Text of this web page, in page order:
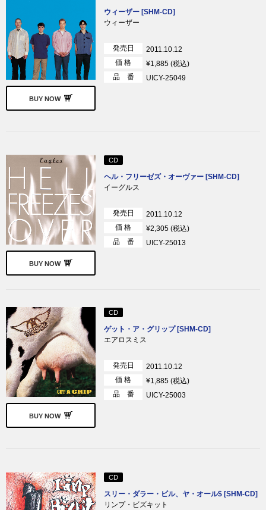
BUY NOW
ウィーザー [SHM-CD]
ウィーザー
発売日
2011.10.12
価 格
¥1,885 (税込)
品 番
UICY-25049
BUY NOW
CD
ヘル・フリーゼズ・オーヴァー [SHM-CD]
イーグルス
発売日
2011.10.12
価 格
¥2,305 (税込)
品 番
UICY-25013
BUY NOW
CD
ゲット・ア・グリップ [SHM-CD]
エアロスミス
発売日
2011.10.12
価 格
¥1,885 (税込)
品 番
UICY-25003
CD
スリー・ダラー・ビル、ヤ・オール$ [SHM-CD]
リンプ・ビズキット